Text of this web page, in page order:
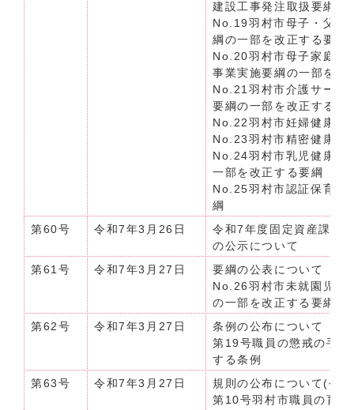
建設工事発注取扱要綱等
No.19羽村市母子・父子
綱の一部を改正する要綱
No.20羽村市母子家庭及
事業実施要綱の一部を改
No.21羽村市介護サービ
要綱の一部を改正する要
No.22羽村市妊婦健康診
No.23羽村市精密健康診
No.24羽村市乳児健康診
一部を改正する要綱
No.25羽村市認証保育所
綱
第60号
令和7年3月26日
令和7年度固定資産課税
の公示について
第61号
令和7年3月27日
要綱の公表について（
No.26羽村市未就園児の
の一部を改正する要綱
第62号
令和7年3月27日
条例の公布について（令
第19号職員の懲戒の手
する条例
第63号
令和7年3月27日
規則の公布について(令
第10号羽村市職員の育